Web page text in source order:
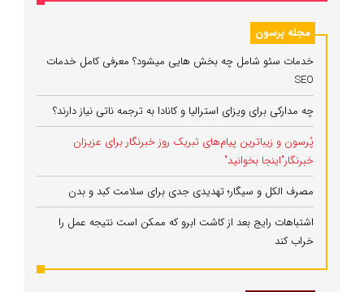
مجله پرسون
خدمات سئو شامل چه بخش هایی میشود؟ معرفی کامل خدمات
SEO
چه مدارکی برای ویزای استرالیا و کانادا به ترجمه ناتی نیاز دارند؟
پُرسون و زیباترین پیام‌های تبریک روز خبرنگار برای عزیزان
خبرنگار"اینجا بخوانید"
مصرف الکل و سیگار؛ تهدیدی جدی برای سلامت کبد و بدن
اشتباهات رایج بعد از کاشت ابرو که ممکن است نتیجه عمل را
خراب کند